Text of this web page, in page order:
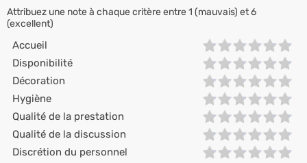
Attribuez une note à chaque critère entre 1 (mauvais) et 6
(excellent)
Accueil
Disponibilité
Décoration
Hygiène
Qualité de la prestation
Qualité de la discussion
Discrétion du personnel